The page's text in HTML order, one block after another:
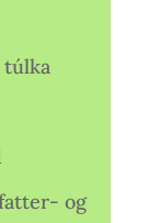
túlka
og